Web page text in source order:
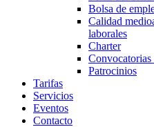
Bolsa de
Calidad
laborales
Charter
Convocatorias
Patrocinios
Tarifas
Servicios
Eventos
Contacto